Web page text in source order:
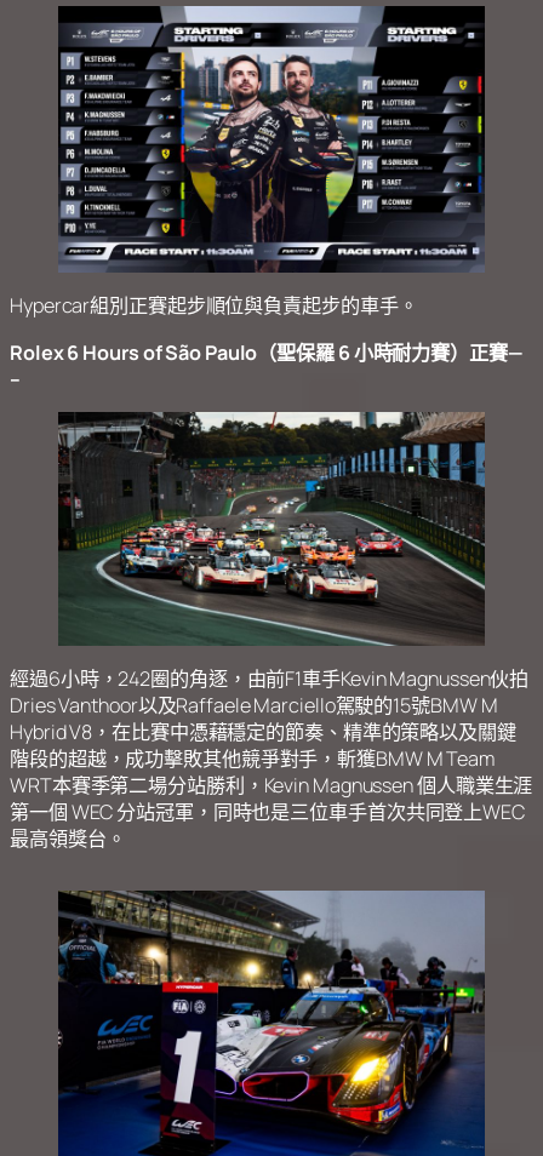
Hypercar組別正賽起步順位與負責起步的車手。
Rolex 6 Hours of São Paulo（聖保羅 6 小時耐力賽）正賽—
–
經過6小時，242圈的角逐，由前F1車手Kevin Magnussen伙拍
Dries Vanthoor以及Raffaele Marciello駕駛的15號BMW M
Hybrid V8，在比賽中憑藉穩定的節奏、精準的策略以及關鍵
階段的超越，成功擊敗其他競爭對手，斬獲BMW M Team
WRT本賽季第二場分站勝利，Kevin Magnussen 個人職業生涯
第一個 WEC 分站冠軍，同時也是三位車手首次共同登上WEC
最高領獎台。